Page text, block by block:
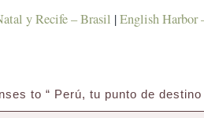
y Recife – Brasil |English Harbor
to “ Perú, tu punto de destino